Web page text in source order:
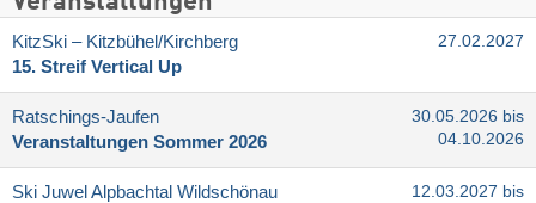
KitzSki – Kitzbühel/​Kirchberg
15. Streif Vertical Up
27.02.2027
Ratschings-Jaufen
Veranstaltungen Sommer 2026
30.05.2026 bis
04.10.2026
Ski Juwel Alpbachtal Wildschönau
12.03.2027 bis